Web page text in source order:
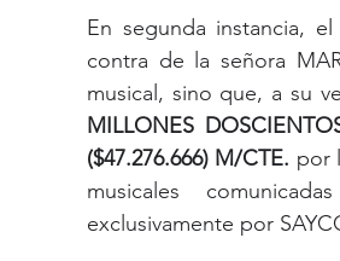
En segunda instancia,
contra de la señora
musical, sino que, a su
MILLONES
($47.276.666) M/CTE. por
musicales
exclusivamente por